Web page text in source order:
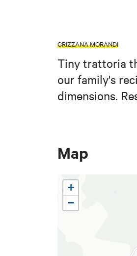
GRIZZANA MORANDI
Tiny trattoria
our family's
dimensions.
Map
+
−